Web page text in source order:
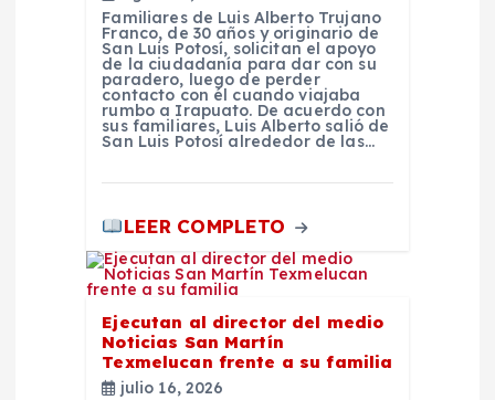
Familiares de Luis Alberto Trujano
Franco, de 30 años y originario de
San Luis Potosí, solicitan el apoyo
de la ciudadanía para dar con su
paradero, luego de perder
contacto con él cuando viajaba
rumbo a Irapuato. De acuerdo con
sus familiares, Luis Alberto salió de
San Luis Potosí alrededor de las…
LEER COMPLETO
Ejecutan al director del medio
Noticias San Martín
Texmelucan frente a su familia
julio 16, 2026